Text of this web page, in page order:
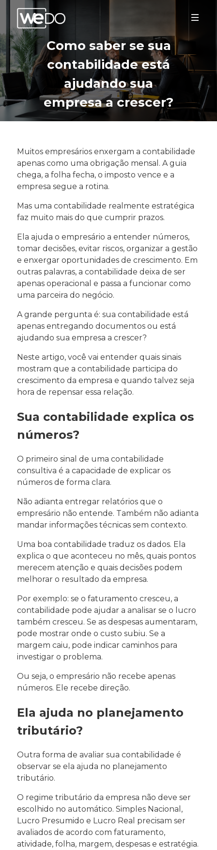
Como saber se sua
contabilidade está
ajudando sua
empresa a crescer?
Muitos empresários enxergam a contabilidade
apenas como uma obrigação mensal. A guia
chega, a folha fecha, o imposto vence e a
empresa segue a rotina.
Mas uma contabilidade realmente estratégica
faz muito mais do que cumprir prazos.
Ela ajuda o empresário a entender números,
tomar decisões, evitar riscos, organizar a gestão
e enxergar oportunidades de crescimento. Em
outras palavras, a contabilidade deixa de ser
apenas operacional e passa a funcionar como
uma parceira do negócio.
A grande pergunta é: sua contabilidade está
apenas entregando documentos ou está
ajudando sua empresa a crescer?
Neste artigo, você vai entender quais sinais
mostram que a contabilidade participa do
crescimento da empresa e quando talvez seja
hora de repensar essa relação.
Sua contabilidade explica os
números?
O primeiro sinal de uma contabilidade
consultiva é a capacidade de explicar os
números de forma clara.
Não adianta entregar relatórios que o
empresário não entende. Também não adianta
mandar informações técnicas sem contexto.
Uma boa contabilidade traduz os dados. Ela
explica o que aconteceu no mês, quais pontos
merecem atenção e quais decisões podem
melhorar o resultado da empresa.
Por exemplo: se o faturamento cresceu, a
contabilidade pode ajudar a analisar se o lucro
também cresceu. Se as despesas aumentaram,
pode mostrar onde o custo subiu. Se a
margem caiu, pode indicar caminhos para
investigar o problema.
Ou seja, o empresário não recebe apenas
números. Ele recebe direção.
Ela ajuda no planejamento
tributário?
Outra forma de avaliar sua contabilidade é
observar se ela ajuda no planejamento
tributário.
O regime tributário da empresa não deve ser
escolhido no automático. Simples Nacional,
Lucro Presumido e Lucro Real precisam ser
avaliados de acordo com faturamento,
atividade, folha, margem, despesas e estratégia.